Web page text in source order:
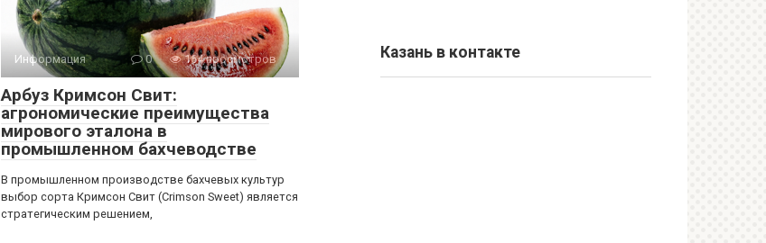
Информация 0 164 просмотров
Арбуз Кримсон Свит:
агрономические преимущества
мирового эталона в
промышленном бахчеводстве
В промышленном производстве бахчевых культур
выбор сорта Кримсон Свит (Crimson Sweet) является
стратегическим решением,
Казань в контакте